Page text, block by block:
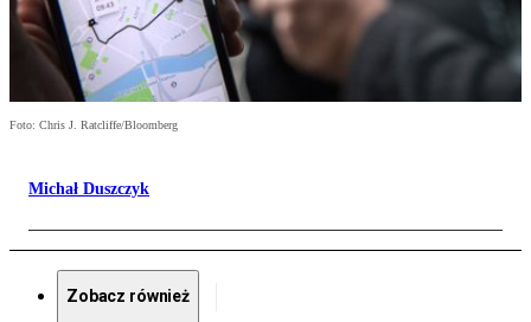
Foto: Chris J. Ratcliffe/Bloomberg
Michał Duszczyk
Zobacz również